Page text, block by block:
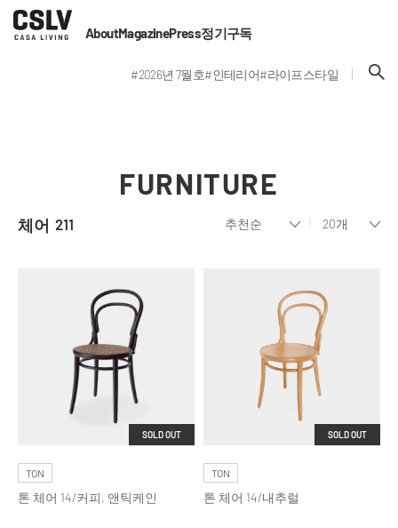
AboutMagazinePress정기구독
#2026년 7월호#인테리어#라이프스타일
FURNITURE
체어 211
SOLD OUT
TON
톤 체어 14/커피, 앤틱케인
SOLD OUT
TON
톤 체어 14/내추럴